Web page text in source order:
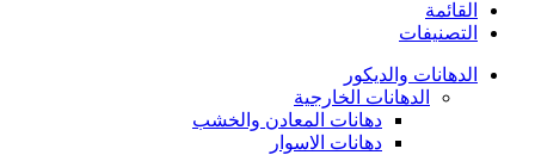
القائمة
التصنيفات
الدهانات والديكور
الدهانات الخارجية
دهانات المعادن والخشب
دهانات الاسوار